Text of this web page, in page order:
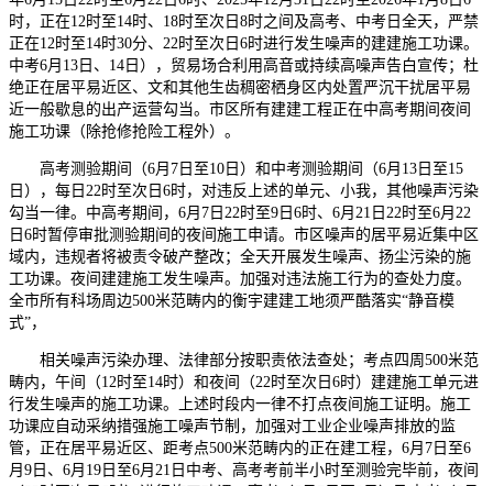
时，正在12时至14时、18时至次日8时之间及高考、中考日全天，严禁
正在12时至14时30分、22时至次日6时进行发生噪声的建建施工功课。
中考6月13日、14日），贸易场合利用高音或持续高噪声告白宣传；杜
绝正在居平易近区、文和其他生齿稠密栖身区内处置严沉干扰居平易
近一般歇息的出产运营勾当。市区所有建建工程正在中高考期间夜间
施工功课（除抢修抢险工程外）。
高考测验期间（6月7日至10日）和中考测验期间（6月13日至15
日），每日22时至次日6时，对违反上述的单元、小我，其他噪声污染
勾当一律。中高考期间，6月7日22时至9日6时、6月21日22时至6月22
日6时暂停审批测验期间的夜间施工申请。市区噪声的居平易近集中区
域内，违规者将被责令破产整改；全天开展发生噪声、扬尘污染的施
工功课。夜间建建施工发生噪声。加强对违法施工行为的查处力度。
全市所有科场周边500米范畴内的衡宇建建工地须严酷落实“静音模
式”，
相关噪声污染办理、法律部分按职责依法查处；考点四周500米范
畴内，午间（12时至14时）和夜间（22时至次日6时）建建施工单元进
行发生噪声的施工功课。上述时段内一律不打点夜间施工证明。施工
功课应自动采纳措强施工噪声节制，加强对工业企业噪声排放的监
管，正在居平易近区、距考点500米范畴内的正在建工程，6月7日至6
月9日、6月19日至6月21日中考、高考考前半小时至测验完毕前，夜间